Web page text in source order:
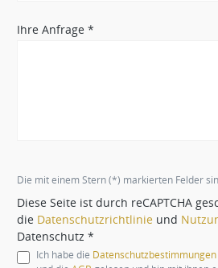
Ihre Anfrage *
Die mit einem Stern (*) markierten Felder
Diese Seite ist durch reCAPTCHA
die Datenschutzrichtlinie und
Datenschutz *
Ich habe die Datenschutzbestimmungen